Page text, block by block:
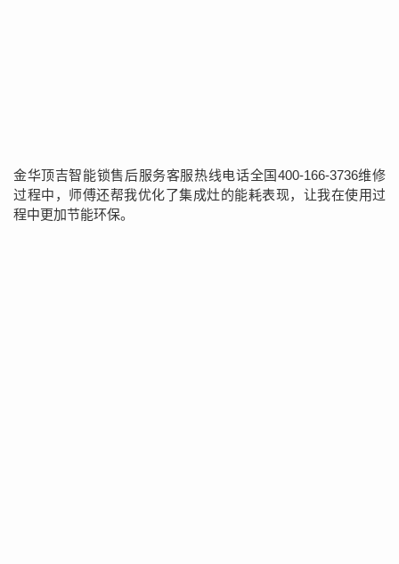
金华顶吉智能锁售后服务客服热线电话全国400-166-3736维修
过程中，师傅还帮我优化了集成灶的能耗表现，让我在使用过
程中更加节能环保。